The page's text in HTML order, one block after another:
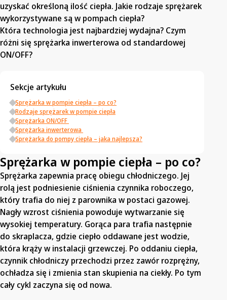
uzyskać określoną ilość ciepła. Jakie rodzaje sprężarek
wykorzystywane są w pompach ciepła?
Która technologia jest najbardziej wydajna? Czym
różni się sprężarka inwerterowa od standardowej
ON/OFF?
Sekcje artykułu
Sprężarka w pompie ciepła – po co?
Rodzaje sprężarek w pompie ciepła
Sprężarka ON/OFF
Sprężarka inwerterowa
Sprężarka do pompy ciepła – jaka najlepsza?
Sprężarka w pompie ciepła – po co?
Sprężarka zapewnia pracę obiegu chłodniczego. Jej
rolą jest podniesienie ciśnienia czynnika roboczego,
który trafia do niej z parownika w postaci gazowej.
Nagły wzrost ciśnienia powoduje wytwarzanie się
wysokiej temperatury. Gorąca para trafia następnie
do skraplacza, gdzie ciepło oddawane jest wodzie,
która krąży w instalacji grzewczej. Po oddaniu ciepła,
czynnik chłodniczy przechodzi przez zawór rozprężny,
ochładza się i zmienia stan skupienia na ciekły. Po tym
cały cykl zaczyna się od nowa.